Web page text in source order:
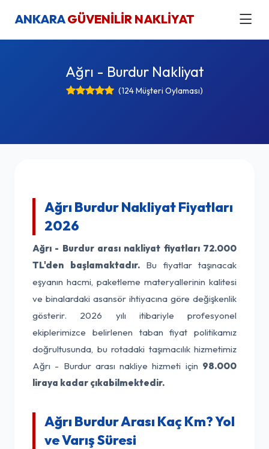
ANKARAGÜVENİLİR NAKLİYAT
Ağrı - Burdur Nakliyat
(124 Müşteri Oylaması)
Ağrı Burdur Nakliyat Fiyatları
2026
Ağrı - Burdur arası nakliyat fiyatları 72.000
TL'den başlamaktadır.Bu fiyatlar taşınacak
eşyanın hacmi, paketleme materyallerinin kalitesi
ve binalardaki asansör ihtiyacına göre değişkenlik
gösterir. 2026 yılı itibariyle profesyonel
ekiplerimizce belirlenen taban fiyat politikamız
doğrultusunda, bu rotadaki taşımacılık hizmetimiz
Ağrı - Burdur arası nakliye hizmeti için 98.000
liraya kadar çıkabilmektedir.
Ağrı Burdur Arası Kaç Km? Yol
ve Varış Süresi